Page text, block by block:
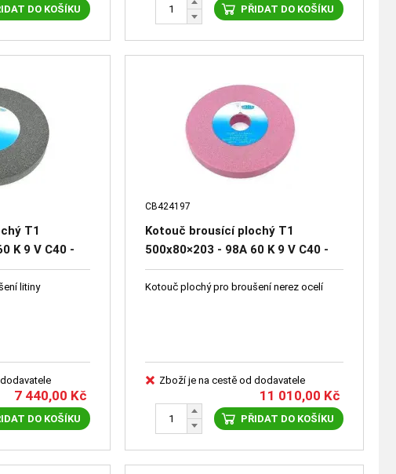
DO KOŠÍKU PŘIDAT DO KOŠÍKU
T1
K 9 V C40 -
litiny
7 440,00 Kč
DO KOŠÍKU
CB424197
Kotouč brousící plochý T1
500x80×203 - 98A 60 K 9 V C40 -
41661-1155
Kotouč plochý pro broušení nerez ocelí
Zboží je na cestě od dodavatele
11 010,00 Kč
PŘIDAT DO KOŠÍKU